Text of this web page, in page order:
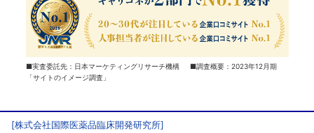
■実査委託先：日本マーケティングリサーチ機構 ■調査概要：2023年12月期
「サイトのイメージ調査」
[株式会社国際医薬品臨床開発研究所]